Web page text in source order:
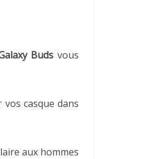
Buds vous
casque dans
aux hommes